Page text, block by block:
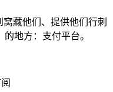
藏他们、提供他们行刺
地方：支付平台。